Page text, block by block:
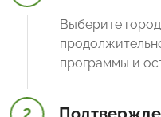
Выберите
программы и